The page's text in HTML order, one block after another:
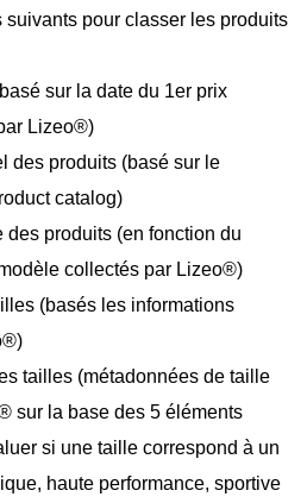
suivants pour classer les produits
sur la date du 1er prix
Lizeo®️)
des produits (basé sur le
catalog)
des produits (en fonction du
collectés par Lizeo®️)
(basés les informations
tailles (métadonnées de taille
sur la base des 5 éléments
si une taille correspond à un
haute performance, sportive